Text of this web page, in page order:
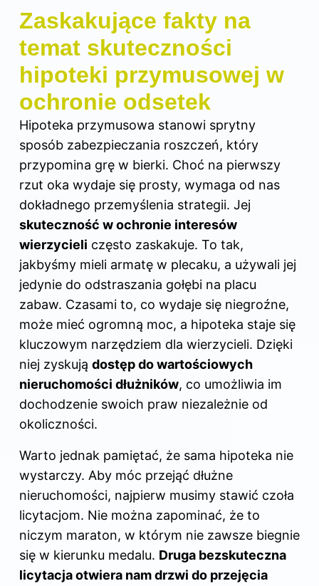
Zaskakujące fakty na
temat skuteczności
hipoteki przymusowej w
ochronie odsetek
Hipoteka przymusowa stanowi sprytny
sposób zabezpieczania roszczeń, który
przypomina grę w bierki. Choć na pierwszy
rzut oka wydaje się prosty, wymaga od nas
dokładnego przemyślenia strategii. Jej
skuteczność w ochronie interesów
wierzycieli często zaskakuje. To tak,
jakbyśmy mieli armatę w plecaku, a używali jej
jedynie do odstraszania gołębi na placu
zabaw. Czasami to, co wydaje się niegroźne,
może mieć ogromną moc, a hipoteka staje się
kluczowym narzędziem dla wierzycieli. Dzięki
niej zyskują dostęp do wartościowych
nieruchomości dłużników, co umożliwia im
dochodzenie swoich praw niezależnie od
okoliczności.
Warto jednak pamiętać, że sama hipoteka nie
wystarczy. Aby móc przejąć dłużne
nieruchomości, najpierw musimy stawić czoła
licytacjom. Nie można zapominać, że to
niczym maraton, w którym nie zawsze biegnie
się w kierunku medalu. Druga bezskuteczna
licytacja otwiera nam drzwi do przejęcia